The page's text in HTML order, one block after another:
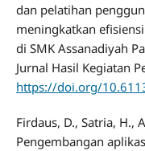
dan pelatihan
meningkatkan
di SMK Assanadiyah
Jurnal Hasil Kegiatan
https://doi.org/
Firdaus, D., Satria, H.,
Pengembangan